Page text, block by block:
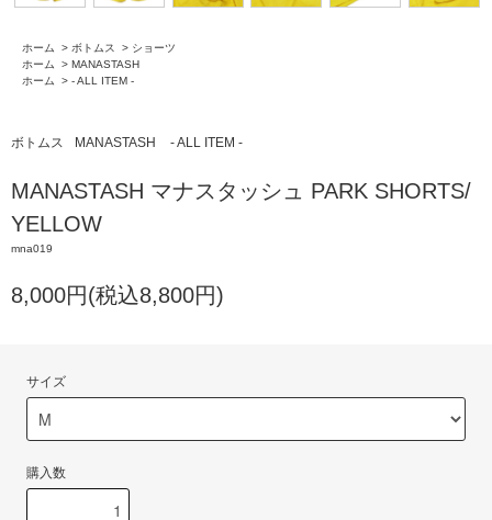
ホーム > ボトムス > ショーツ
ホーム
> MANASTASH
ホーム
> - ALL ITEM -
ボトムス MANASTASH - ALL ITEM -
MANASTASH マナスタッシュ PARK SHORTS/
YELLOW
mna019
8,000円(税込8,800円)
サイズ
購入数